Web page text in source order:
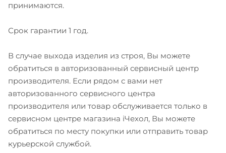
принимаются.
Срок гарантии 1 год.
В случае выхода изделия из строя, Вы можете
обратиться в авторизованный сервисный центр
производителя. Если рядом с вами нет
авторизованного сервисного центра
производителя или товар обслуживается только в
сервисном центре магазина iЧехол, Вы можете
обратиться по месту покупки или отправить товар
курьерской службой.